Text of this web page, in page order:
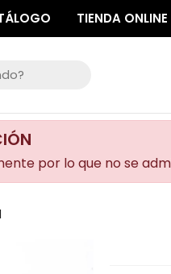
TIENDA ONLINE
por lo que no se